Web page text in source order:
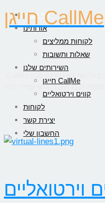
דף הבית
אודותינו
לקוחות ממליצים
שאלות ותשובות
השירותים שלנו
חייגן CallMe
קווים וירטואליים
לקוחות
יצירת קשר
החשבון שלי
חייגן CallMe
יקבל מענה אישי ומיידי לכל
וירטואליים